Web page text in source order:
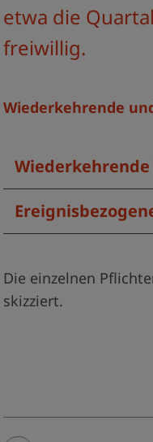
etwa die
freiwillig.
Wiederkehrende
Die einzelnen
skizziert.